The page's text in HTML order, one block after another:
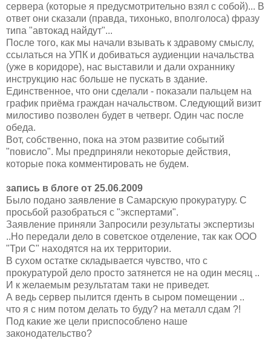
сервера (которые я предусмотрительно взял с собой)... В
ответ они сказали (правда, тихонько, вполголоса) фразу
типа "автокад найдут"...
После того, как мы начали взывать к здравому смыслу,
ссылаться на УПК и добиваться аудиенции начальства
(уже в коридоре), нас выставили и дали охраннику
инструкцию нас больше не пускать в здание.
Единственное, что они сделали - показали пальцем на
график приёма граждан начальством. Следующий визит
милостиво позволен будет в четверг. Один час после
обеда.
Вот, собственно, пока на этом развитие событий
"повисло". Мы предприняли некоторые действия,
которые пока комментировать не будем.
запись в блоге от 25.06.2009
Было подано заявление в Самарскую прокуратуру. С
просьбой разобраться с "экспертами".
Заявление приняли Запросили результаты экспертизы
..Но передали дело в советское отделение, так как ООО
"Три С" находятся на их территории.
В сухом остатке складывается чувство, что с
прокуратурой дело просто затянется не на один месяц ..
И к желаемым результатам таки не приведет.
А ведь сервер пылится гденть в сыром помещении ..
что я с ним потом делать то буду? на металл сдам ?!
Под какие же цели приспособлено наше
законодательство?